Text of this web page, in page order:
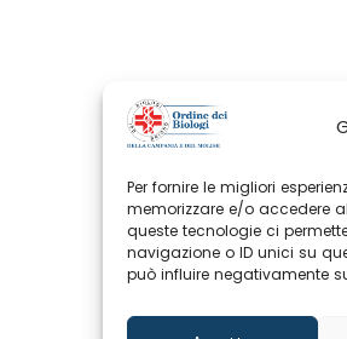
Per fornire le migliori
memorizzare e/o accedere
queste tecnologie ci
navigazione o ID unici su
può influire negativamente